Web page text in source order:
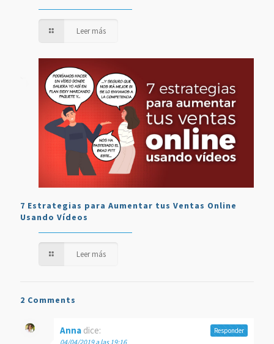
Leer más
7 Estrategias para Aumentar tus Ventas Online
Usando Vídeos
Leer más
2 Comments
Anna dice:
04/04/2019 a las 19:16
Responder